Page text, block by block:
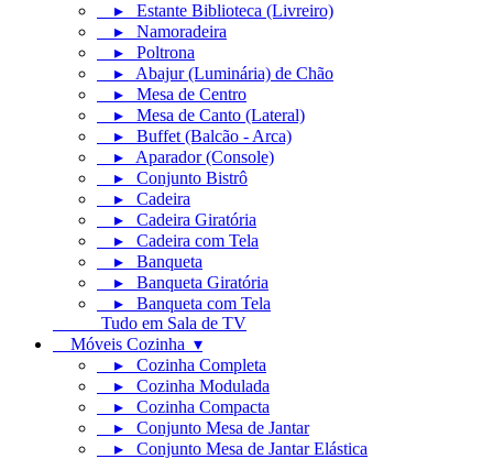
▸ Estante Biblioteca (Livreiro)
▸ Namoradeira
▸ Poltrona
▸ Abajur (Luminária) de Chão
▸ Mesa de Centro
▸ Mesa de Canto (Lateral)
▸ Buffet (Balcão - Arca)
▸ Aparador (Console)
▸ Conjunto Bistrô
▸ Cadeira
▸ Cadeira Giratória
▸ Cadeira com Tela
▸ Banqueta
▸ Banqueta Giratória
▸ Banqueta com Tela
Tudo em Sala de TV
Móveis Cozinha ▾
▸ Cozinha Completa
▸ Cozinha Modulada
▸ Cozinha Compacta
▸ Conjunto Mesa de Jantar
▸ Conjunto Mesa de Jantar Elástica